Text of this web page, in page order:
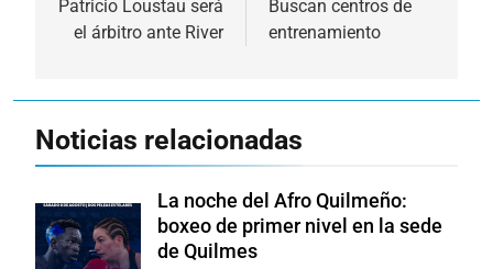
de
Patricio Loustau será
el árbitro ante River
Buscan centros de
entrenamiento
Noticias relacionadas
La noche del Afro Quilmeño:
boxeo de primer nivel en la sede
de Quilmes